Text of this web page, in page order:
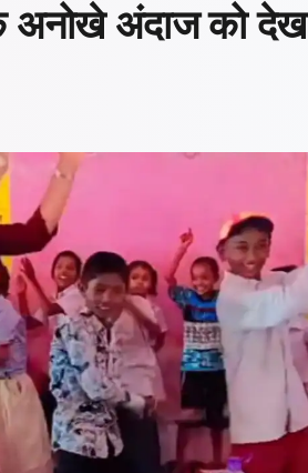
के अनोखे अंदाज को देख